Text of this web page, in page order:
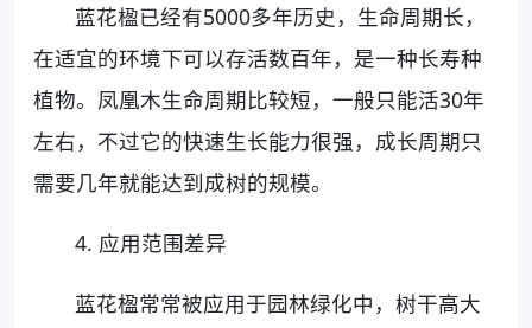
蓝花楹已经有5000多年历史，生命周期长，
在适宜的环境下可以存活数百年，是一种长寿种
植物。凤凰木生命周期比较短，一般只能活30年
左右，不过它的快速生长能力很强，成长周期只
需要几年就能达到成树的规模。
4. 应用范围差异
蓝花楹常常被应用于园林绿化中，树干高大